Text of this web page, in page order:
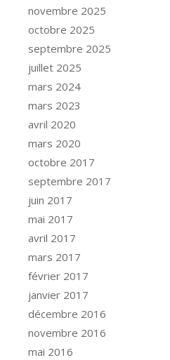
novembre 2025
octobre 2025
septembre 2025
juillet 2025
mars 2024
mars 2023
avril 2020
mars 2020
octobre 2017
septembre 2017
juin 2017
mai 2017
avril 2017
mars 2017
février 2017
janvier 2017
décembre 2016
novembre 2016
mai 2016